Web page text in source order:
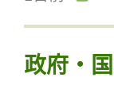
政府・